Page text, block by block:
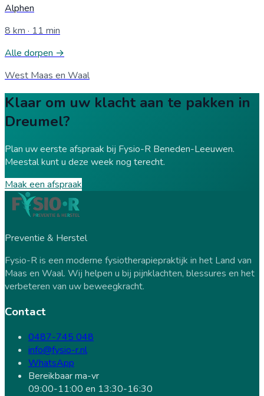
Alphen
8 km · 11 min
Alle dorpen →
West Maas en Waal
Klaar om uw klacht aan te pakken in
Dreumel?
Plan uw eerste afspraak bij Fysio-R Beneden-Leeuwen.
Meestal kunt u deze week nog terecht.
Maak een afspraak
Preventie & Herstel
Fysio-R is een moderne fysiotherapiepraktijk in het Land van
Maas en Waal. Wij helpen u bij pijnklachten, blessures en het
verbeteren van uw beweegkracht.
Contact
0487-745 048
info@fysio-r.nl
WhatsApp
Bereikbaar ma-vr
09:00-11:00 en 13:30-16:30